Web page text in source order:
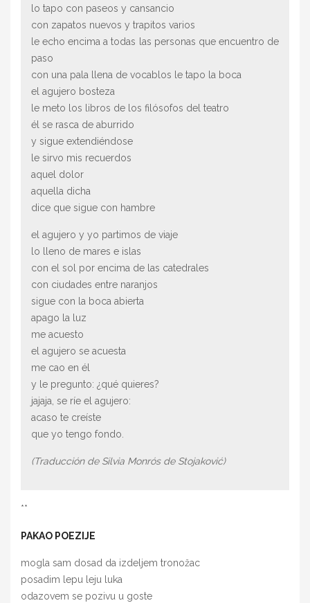
lo tapo con paseos y cansancio
con zapatos nuevos y trapitos varios
le echo encima a todas las personas que encuentro de
paso
con una pala llena de vocablos le tapo la boca
el agujero bosteza
le meto los libros de los filósofos del teatro
él se rasca de aburrido
y sigue extendiéndose
le sirvo mis recuerdos
aquel dolor
aquella dicha
dice que sigue con hambre
el agujero y yo partimos de viaje
lo lleno de mares e islas
con el sol por encima de las catedrales
con ciudades entre naranjos
sigue con la boca abierta
apago la luz
me acuesto
el agujero se acuesta
me cao en él
y le pregunto: ¿qué quieres?
jajaja, se ríe el agujero:
acaso te creíste
que yo tengo fondo.
(Traducción de Silvia Monrós de Stojaković)
**
PAKAO POEZIJE
mogla sam dosad da izdeljem tronožac
posadim lepu leju luka
odazovem se pozivu u goste